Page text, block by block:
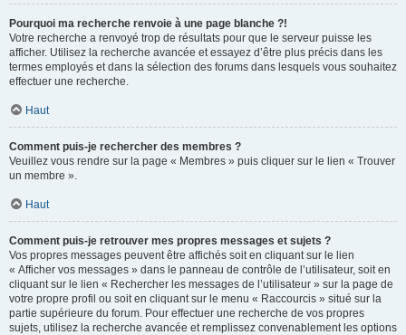
Pourquoi ma recherche renvoie à une page blanche ?!
Votre recherche a renvoyé trop de résultats pour que le serveur puisse les
afficher. Utilisez la recherche avancée et essayez d’être plus précis dans les
termes employés et dans la sélection des forums dans lesquels vous souhaitez
effectuer une recherche.
Haut
Comment puis-je rechercher des membres ?
Veuillez vous rendre sur la page « Membres » puis cliquer sur le lien « Trouver
un membre ».
Haut
Comment puis-je retrouver mes propres messages et sujets ?
Vos propres messages peuvent être affichés soit en cliquant sur le lien
« Afficher vos messages » dans le panneau de contrôle de l’utilisateur, soit en
cliquant sur le lien « Rechercher les messages de l’utilisateur » sur la page de
votre propre profil ou soit en cliquant sur le menu « Raccourcis » situé sur la
partie supérieure du forum. Pour effectuer une recherche de vos propres
sujets, utilisez la recherche avancée et remplissez convenablement les options